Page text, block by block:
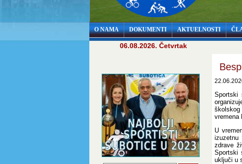
O NAMA DOKUMENTI AKTUELNOSTI
06.08.2026. Četvrtak
Sportski
vremena
U
izuzetnu
zdrave
Sportski
uključi u